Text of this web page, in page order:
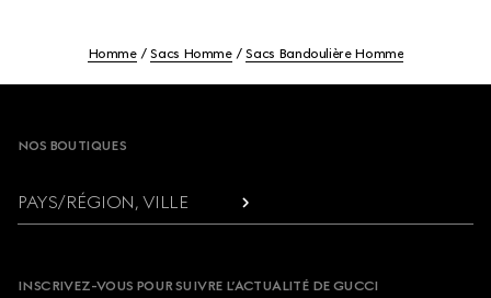
Homme Sacs Homme Sacs Bandoulière Homme
NOS BOUTIQUES
PAYS/RÉGION, VILLE
INSCRIVEZ-VOUS POUR SUIVRE L’ACTUALITÉ DE GUCCI